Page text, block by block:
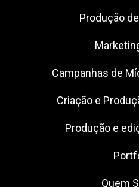
Produção
Campanhas de
Criação e
Produção e
Quem